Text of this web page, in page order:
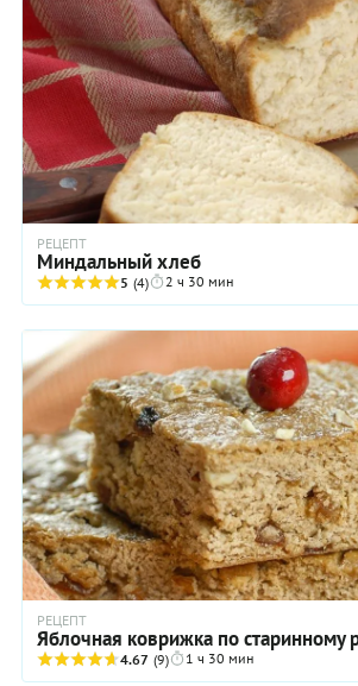
РЕЦЕПТ
Миндальный хлеб
5 (4) 2 ч 30 мин
РЕЦЕПТ
Яблочная коврижка по старинному
4.67 (9) 1 ч 30 мин